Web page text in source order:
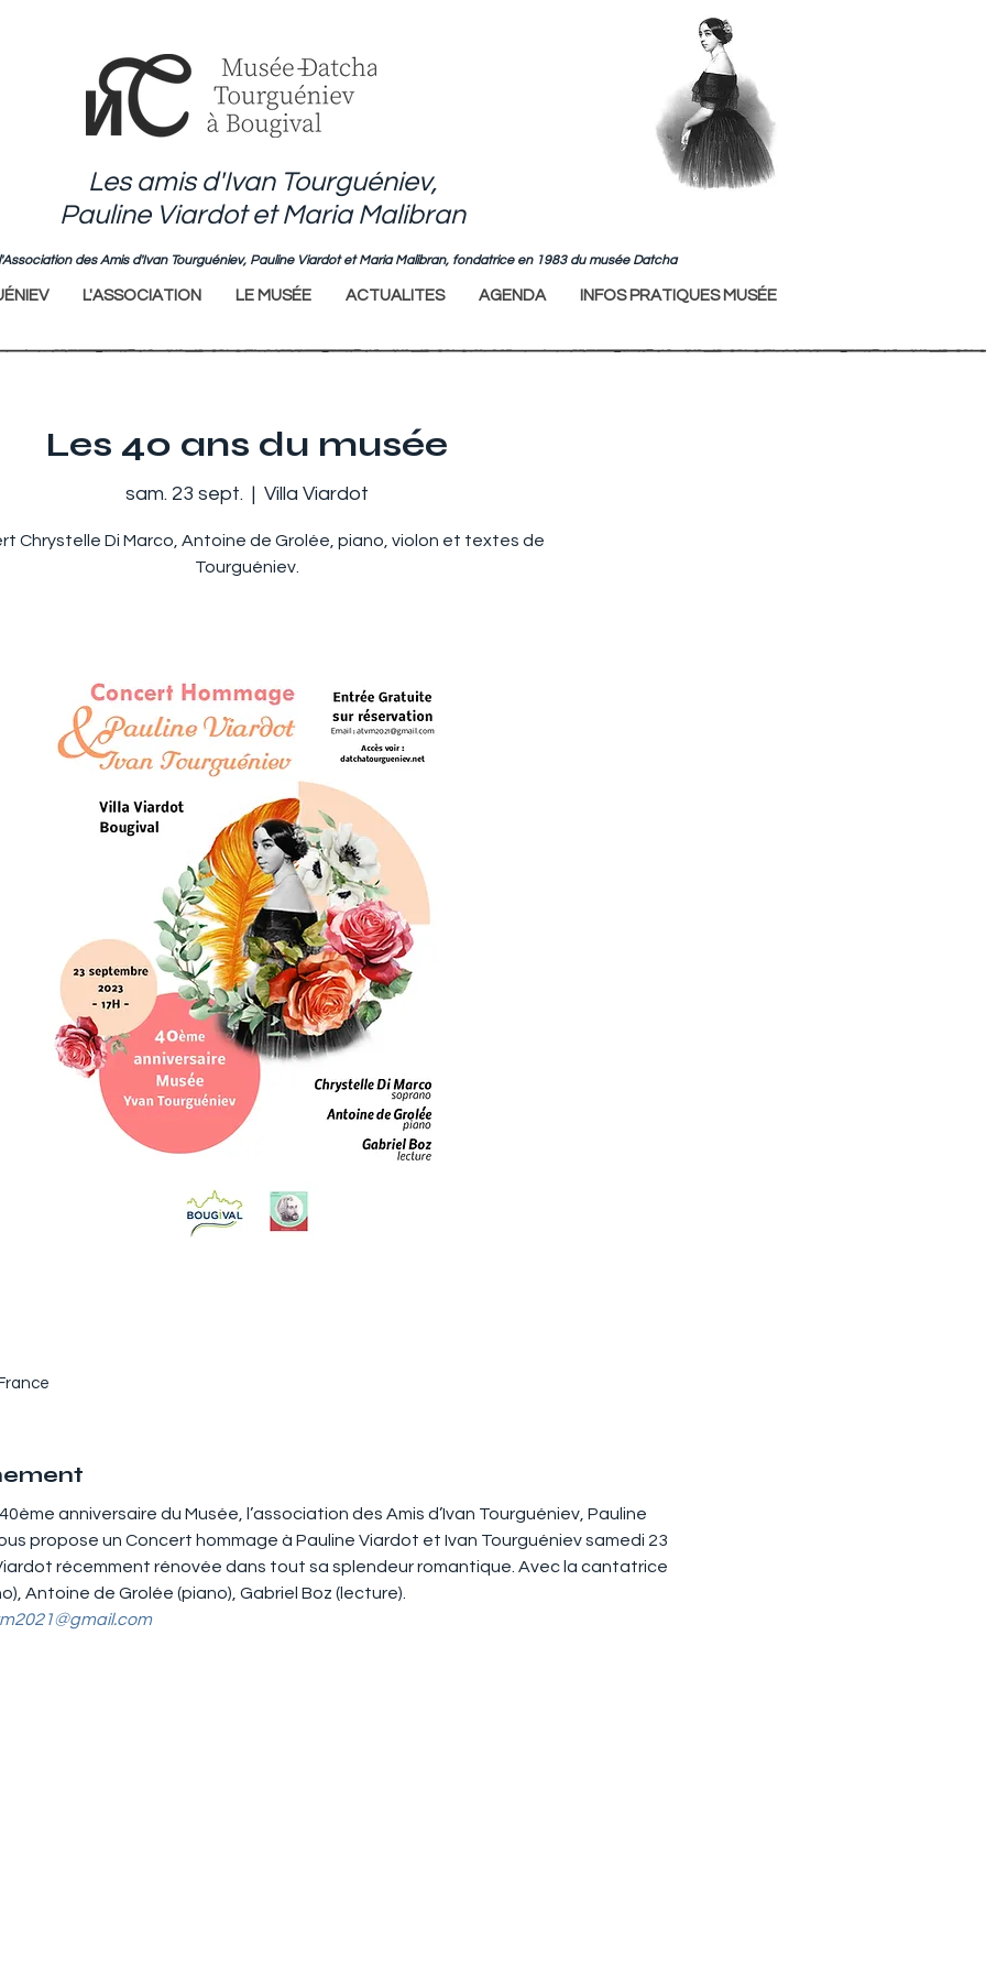
Les amis d'Ivan Tourguéniev,
Pauline Viardot et Maria Malibran
des Amis d'Ivan Tourguéniev, Pauline Viardot et Maria Malibran, fondatrice en 1983 du musée Datcha
L'ASSOCIATION LE MUSÉE ACTUALITES AGENDA INFOS PRATIQUES MUSÉE
Les 40 ans du musée
sam. 23 sept.
  |
Villa Viardot
Chrystelle Di Marco, Antoine de Grolée, piano, violon et textes de
Tourguéniev.
anniversaire du Musée, l’association des Amis d’Ivan Tourguéniev, Pauline
propose un Concert hommage à Pauline Viardot et Ivan Tourguéniev samedi 23
récemment rénovée dans tout sa splendeur romantique. Avec la cantatrice
Antoine de Grolée (piano), Gabriel Boz (lecture).